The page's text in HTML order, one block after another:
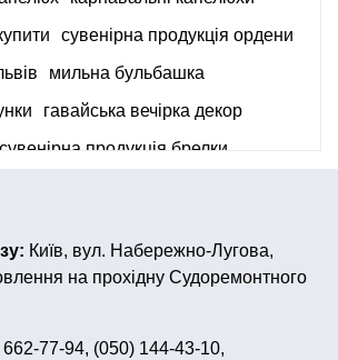
сувенірна продукція ордени
мильна бульбашка
гавайська вечірка декор
сувенірна продукція брелки
народження
приміщення
гангстерська вечірка
Київ, вул. Набережно-Лугова,
на прохідну Судоремонтного
662-77-94, (050) 144-43-10,